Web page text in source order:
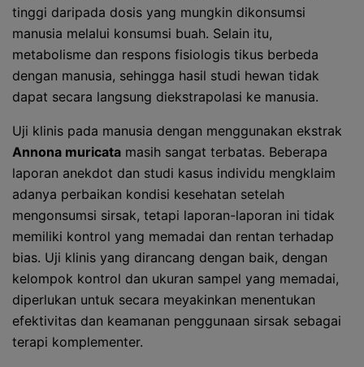
tinggi daripada dosis yang mungkin dikonsumsi
manusia melalui konsumsi buah. Selain itu,
metabolisme dan respons fisiologis tikus berbeda
dengan manusia, sehingga hasil studi hewan tidak
dapat secara langsung diekstrapolasi ke manusia.
Uji klinis pada manusia dengan menggunakan ekstrak
Annona muricata masih sangat terbatas. Beberapa
laporan anekdot dan studi kasus individu mengklaim
adanya perbaikan kondisi kesehatan setelah
mengonsumsi sirsak, tetapi laporan-laporan ini tidak
memiliki kontrol yang memadai dan rentan terhadap
bias. Uji klinis yang dirancang dengan baik, dengan
kelompok kontrol dan ukuran sampel yang memadai,
diperlukan untuk secara meyakinkan menentukan
efektivitas dan keamanan penggunaan sirsak sebagai
terapi komplementer.